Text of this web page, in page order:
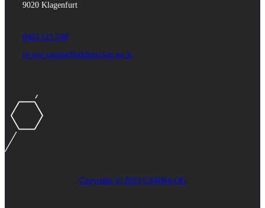
9020 Klagenfurt
0463 511 540
rg-org-ursula@bildung-ktn.gv.at
Copyright © 2023 CS4Web OG